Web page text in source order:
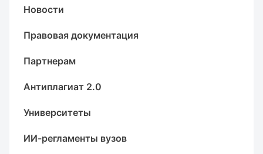
Новости
Правовая документация
Партнерам
Антиплагиат 2.0
Университеты
ИИ-регламенты вузов